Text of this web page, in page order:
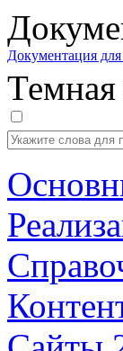
Документация для
Темная